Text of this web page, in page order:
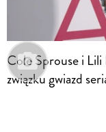
Cole Sprouse i
związku gwiazd